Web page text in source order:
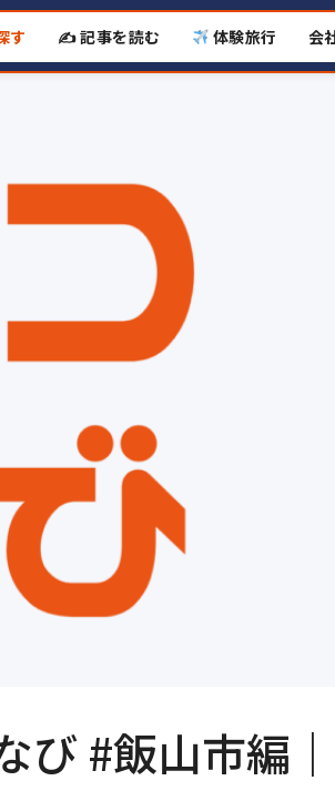
す ✍️ 記事を読む 体験旅行 会
び #飯山市編